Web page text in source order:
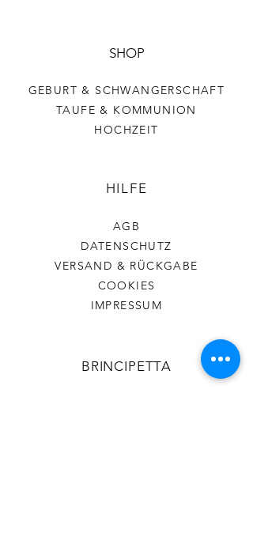
SHOP
GEBURT & SCHWANGERSCHAFT
TAUFE & KOMMUNION
HOCHZEIT
HILFE
AGB
DATENSCHUTZ
VERSAND & RÜCKGABE
COOKIES
IMPRESSUM
BRINCIPETTA